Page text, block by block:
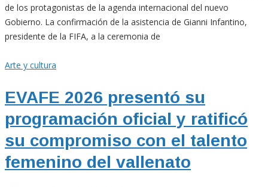
de los protagonistas de la agenda internacional del nuevo
Gobierno. La confirmación de la asistencia de Gianni Infantino,
presidente de la FIFA, a la ceremonia de
Arte y cultura
EVAFE 2026 presentó su
programación oficial y ratificó
su compromiso con el talento
femenino del vallenato